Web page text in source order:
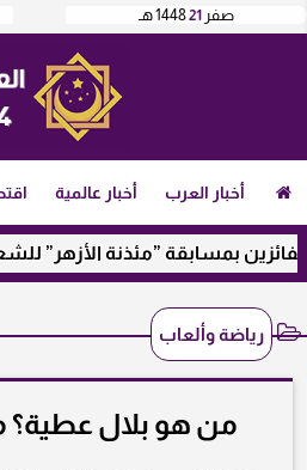
صفر 211448 هـ
أخبار العرب أخبار عالمية
بمسابقة ”مئذنة الأزهر” للشعر
رياضة وألعاب
من هو بلال عطية؟